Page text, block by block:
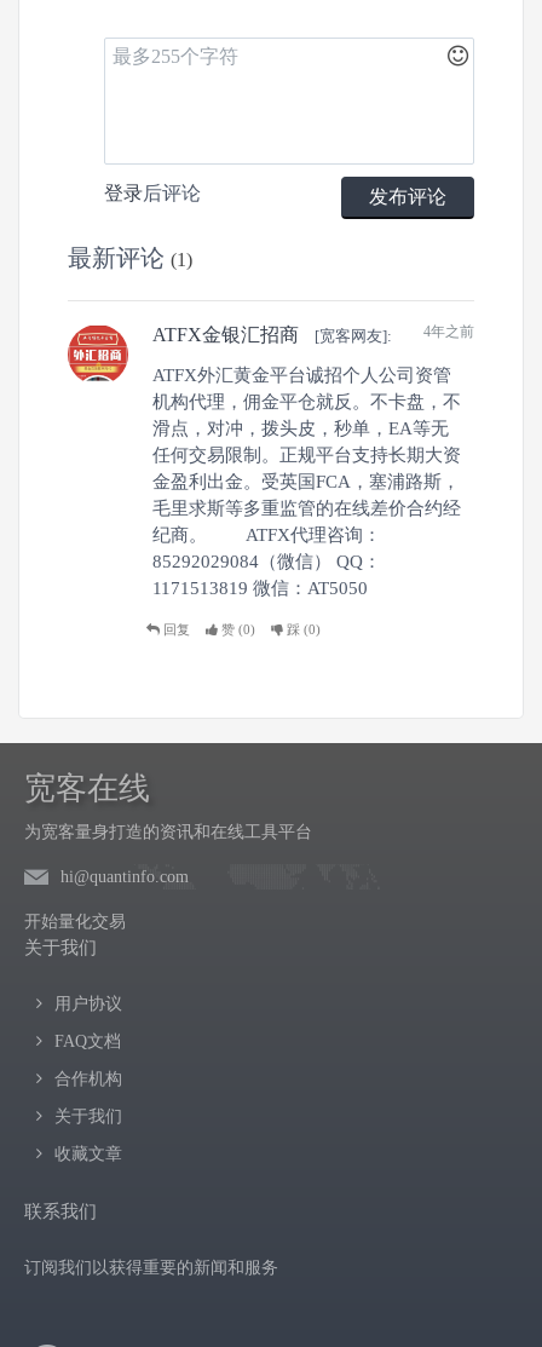
登录后评论 发布评论
最新评论 (1)
4年之前
ATFX金银汇招商 [宽客网友]:
3 0
ATFX外汇黄金平台诚招个人公司资管
机构代理，佣金平仓就反。不卡盘，不
滑点，对冲，拨头皮，秒单，EA等无
任何交易限制。正规平台支持长期大资
金盈利出金。受英国FCA，塞浦路斯，
毛里求斯等多重监管的在线差价合约经
纪商。 ATFX代理咨询：
85292029084（微信） QQ：
1171513819 微信：AT5050
回复 赞 (0) 踩 (0)
宽客在线
为宽客量身打造的资讯和在线工具平台
hi@quantinfo.com
开始量化交易
关于我们
用户协议
FAQ文档
合作机构
关于我们
收藏文章
联系我们
订阅我们以获得重要的新闻和服务